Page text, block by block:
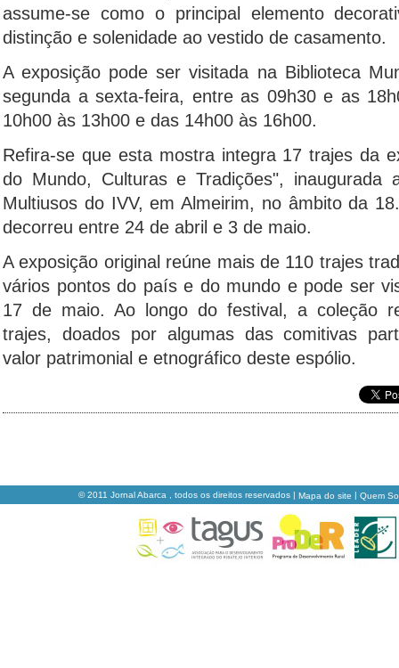
assume-se como o principal elemento
distinção e solenidade ao vestido de casamento.
A exposição pode ser visitada na Biblioteca
segunda a sexta-feira, entre as 09h30 e as
10h00 às 13h00 e das 14h00 às 16h00.
Refira-se que esta mostra integra 17 trajes da
do Mundo, Culturas e Tradições",
Multiusos do IVV, em Almeirim, no âmbito da
decorreu entre 24 de abril e 3 de maio.
A exposição original reúne mais de 110 trajes
vários pontos do país e do mundo e pode ser
17 de maio. Ao longo do festival, a coleção
trajes, doados por algumas das comitivas
valor patrimonial e etnográfico deste espólio.
© 2011 Jornal Abarca , todos os direitos reservados | Mapa do site | Quem